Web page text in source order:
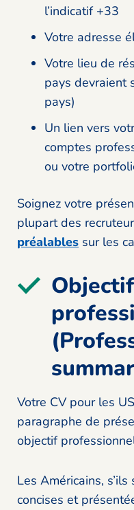
l’indicatif +33
Votre adresse
Votre lieu de
pays devraient
pays)
Un lien vers
comptes
ou votre
Soignez votre
plupart des
préalables sur les
Objectif
Votre CV pour les
paragraphe de
objectif
Les Américains,
concises et